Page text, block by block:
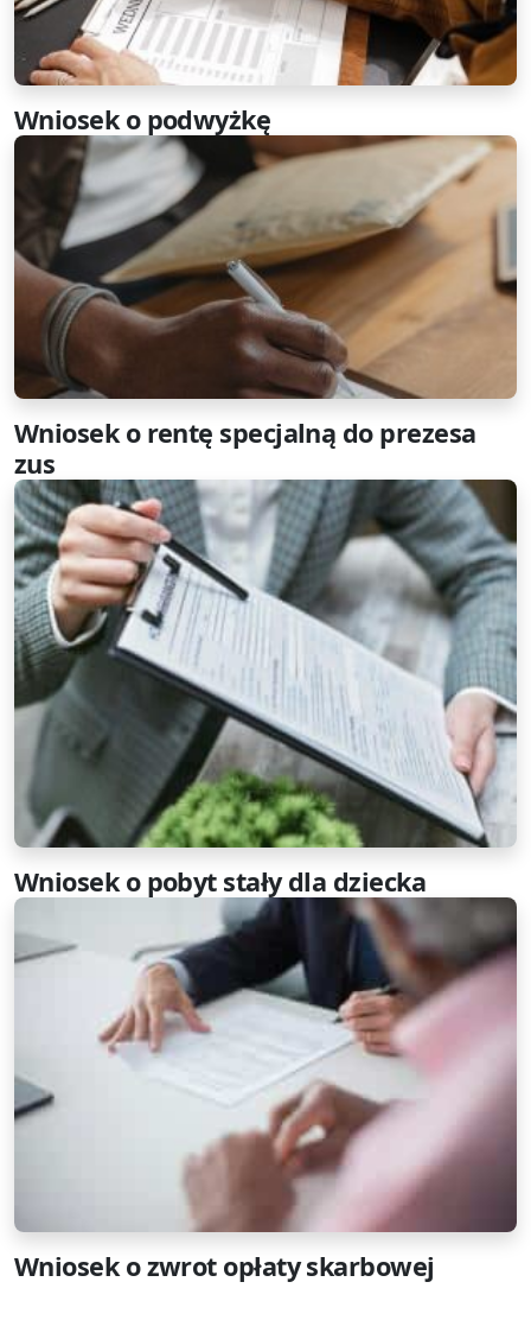
Wniosek o podwyżkę
Wniosek o rentę specjalną do prezesa
zus
Wniosek o pobyt stały dla dziecka
Wniosek o zwrot opłaty skarbowej